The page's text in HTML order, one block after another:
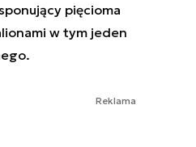
pięcioma
w tym jeden
Reklama